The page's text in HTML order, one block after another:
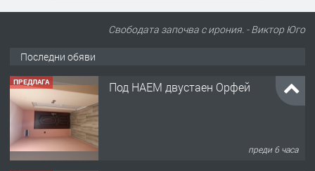
Свободата започва с ирония. - Виктор Юго
Последни обяви
ПРЕДЛАГА Под НАЕМ двустаен Орфей
преди 6 часа